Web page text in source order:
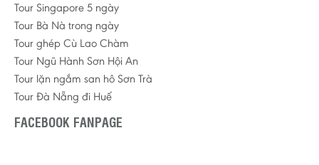
Tour Singapore 5 ngày
Tour Bà Nà trong ngày
Tour ghép Cù Lao Chàm
Tour Ngũ Hành Sơn Hội An
Tour lặn ngắm san hô Sơn Trà
Tour Đà Nẵng đi Huế
FACEBOOK FANPAGE